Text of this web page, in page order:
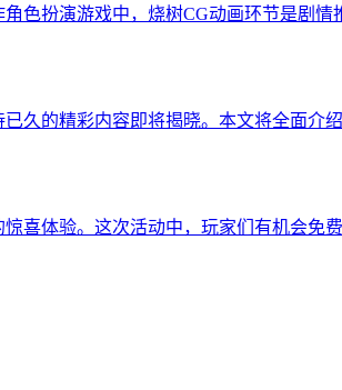
色扮演游戏中，烧树CG动画环节是剧情
久的精彩内容即将揭晓。本文将全面介
喜体验。这次活动中，玩家们有机会免